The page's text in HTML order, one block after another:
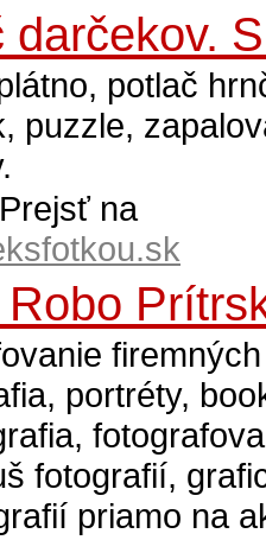
darčekov.
potlač
puzzle,
na
portréty,
fotografií,
priamo na